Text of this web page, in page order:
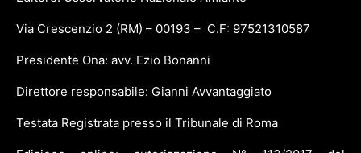
Via Crescenzio 2 (RM) – 00193 – C.F: 97521310587
Presidente Ona: avv. Ezio Bonanni
Direttore responsabile: Gianni Avvantaggiato
Testata Registrata presso il Tribunale di Roma